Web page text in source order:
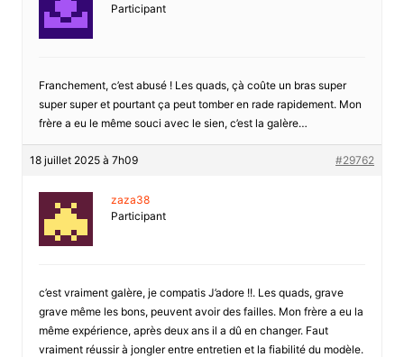
Participant
Franchement, c’est abusé ! Les quads, çà coûte un bras super
super super et pourtant ça peut tomber en rade rapidement. Mon
frère a eu le même souci avec le sien, c’est la galère…
18 juillet 2025 à 7h09 #29762
zaza38
Participant
c’est vraiment galère, je compatis J’adore !!. Les quads, grave
grave même les bons, peuvent avoir des failles. Mon frère a eu la
même expérience, après deux ans il a dû en changer. Faut
vraiment réussir à jongler entre entretien et la fiabilité du modèle.